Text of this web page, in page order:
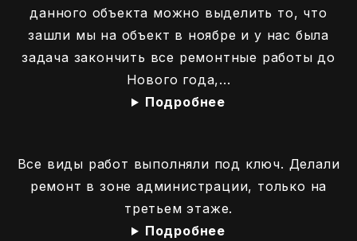
данного объекта можно выделить то, что
зашли мы на объект в ноябре и у нас была
задача закончить все ремонтные работы до
Нового года,...
Подробнее
Все виды работ выполняли под ключ. Делали
ремонт в зоне администрации, только на
третьем этаже.
Подробнее